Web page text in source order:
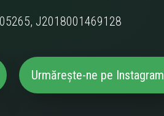
J2018001469128
Urmărește-ne pe Instagram